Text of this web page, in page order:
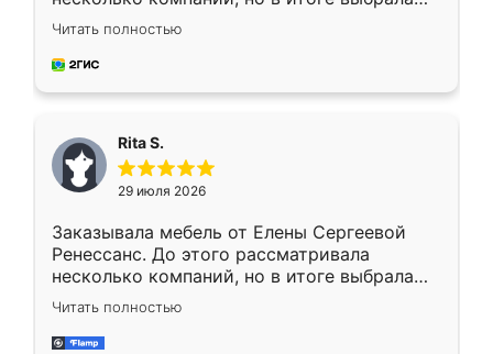
эту. Сначала обговорили условия, потом
приехал замерщик, всё спокойно объяснил
и снял размеры. Изготовили в срок, с
каких-либо доработок. Качеством осталась
довольна, все выглядит так, как и ожидала.
Читать полностью
Rita S.
29 июля 2026
Заказывала мебель от Елены Сергеевой
Ренессанс. До этого рассматривала
несколько компаний, но в итоге выбрала
эту. Сначала обговорили условия, потом
приехал замерщик, всё спокойно объяснил
и снял размеры. Изготовили в срок, с
Читать полностью